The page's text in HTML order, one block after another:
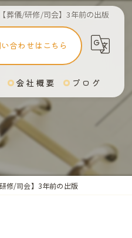
【葬儀/研修/司会】3年前の出版
合わせはこちら
会社概要 ブログ
研修/司会】3年前の出版